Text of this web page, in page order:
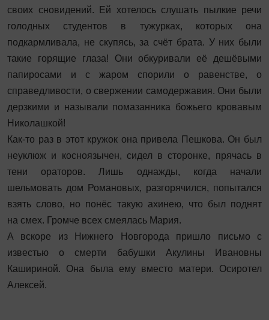
своих сновидений. Ей хотелось слушать пылкие речи
голодных студентов в тужурках, которых она
подкармливала, не скупясь, за счёт брата. У них были
такие горящие глаза! Они обкуривали её дешёвыми
папиросами и с жаром спорили о равенстве, о
справедливости, о свержении самодержавия. Они были
дерзкими и называли помазанника божьего кровавым
Николашкой!
Как-то раз в этот кружок она привела Пешкова. Он был
неуклюж и косноязычен, сидел в сторонке, прячась в
тени ораторов. Лишь однажды, когда начали
шельмовать дом Романовых, разгорячился, попытался
взять слово, но понёс такую ахинею, что был поднят
на смех. Громче всех смеялась Мария.
А вскоре из Нижнего Новгорода пришло письмо с
известью о смерти бабушки Акулины Ивановны
Кашириной. Она была ему вместо матери. Осиротел
Алексей.